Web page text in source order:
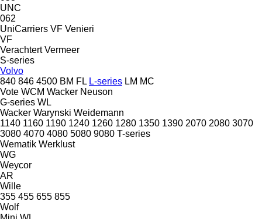
UNC
062
UniCarriers VF Venieri
VF
Verachtert Vermeer
S-series
Volvo
840 846 4500 BM FL L-series LM MC
Vote WCM Wacker Neuson
G-series WL
Wacker Warynski Weidemann
1140 1160 1190 1240 1260 1280 1350 1390 2070 2080 3070
3080 4070 4080 5080 9080 T-series
Wematik Werklust
WG
Weycor
AR
Wille
355 455 655 855
Wolf